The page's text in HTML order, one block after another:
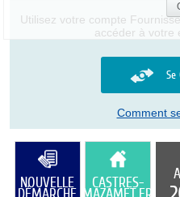
avertissements
Utilisez votre compte
accéder à votre
Se
Comment
NOUVELLE CASTRES-